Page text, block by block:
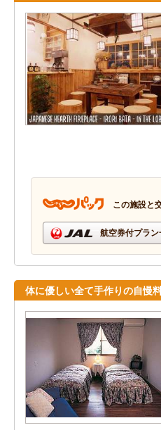
この施設と
航空券付プラ
体に優しい全て手作りの自慢